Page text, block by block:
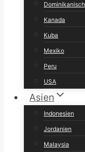
Kanada
Kuba
Mexiko
Peru
USA
Asien
Indonesien
Jordanien
Malaysia